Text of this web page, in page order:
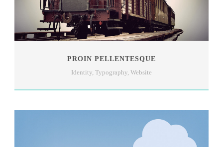
PROIN PELLENTESQUE
Identity, Typography, Website